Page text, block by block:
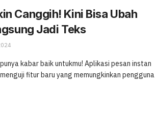
Canggih! Kini Bisa Ubah
Jadi Teks
kabar baik untukmu! Aplikasi pesan instan
fitur baru yang memungkinkan pengguna